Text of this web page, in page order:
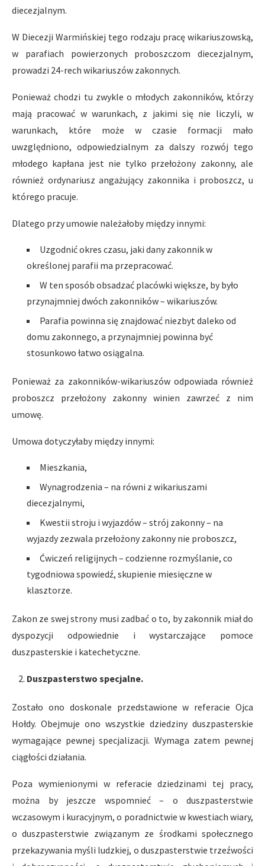
diecezjalnym.
W Diecezji Warmińskiej tego rodzaju pracę wikariuszowską,
w parafiach powierzonych proboszczom diecezjalnym,
prowadzi 24-rech wikariuszów zakonnych.
Ponieważ chodzi tu zwykle o młodych zakonników, którzy
mają pracować w warunkach, z jakimi się nie liczyli, w
warunkach, które może w czasie formacji mało
uwzględniono, odpowiedzialnym za dalszy rozwój tego
młodego kapłana jest nie tylko przełożony zakonny, ale
również ordynariusz angażujący zakonnika i proboszcz, u
którego pracuje.
Dlatego przy umowie należałoby między innymi:
Uzgodnić okres czasu, jaki dany zakonnik w
określonej parafii ma przepracować.
W ten sposób obsadzać placówki większe, by było
przynajmniej dwóch zakonników – wikariuszów.
Parafia powinna się znajdować niezbyt daleko od
domu zakonnego, a przynajmniej powinna być
stosunkowo łatwo osiągalna.
Ponieważ za zakonników-wikariuszów odpowiada również
proboszcz przełożony zakonny winien zawrzeć z nim
umowę.
Umowa dotyczyłaby między innymi:
Mieszkania,
Wynagrodzenia – na równi z wikariuszami
diecezjalnymi,
Kwestii stroju i wyjazdów – strój zakonny – na
wyjazdy zezwala przełożony zakonny nie proboszcz,
Ćwiczeń religijnych – codzienne rozmyślanie, co
tygodniowa spowiedź, skupienie miesięczne w
klasztorze.
Zakon ze swej strony musi zadbać o to, by zakonnik miał do
dyspozycji odpowiednie i wystarczające pomoce
duszpasterskie i katechetyczne.
Duszpasterstwo specjalne.
Zostało ono doskonale przedstawione w referacie Ojca
Hołdy. Obejmuje ono wszystkie dziedziny duszpasterskie
wymagające pewnej specjalizacji. Wymaga zatem pewnej
ciągłości działania.
Poza wymienionymi w referacie dziedzinami tej pracy,
można by jeszcze wspomnieć – o duszpasterstwie
wczasowym i kuracyjnym, o poradnictwie w kwestiach wiary,
o duszpasterstwie związanym ze środkami społecznego
przekazywania myśli ludzkiej, o duszpasterstwie trzeźwości